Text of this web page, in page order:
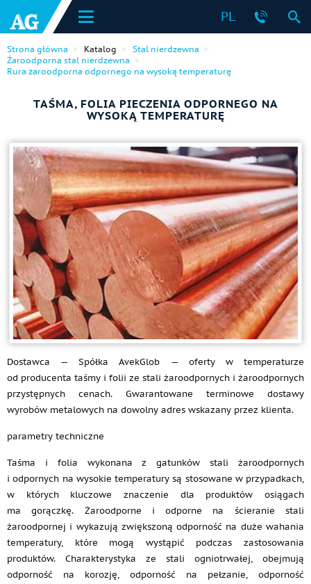
PL
Strona główna Katalog
Stal nierdzewna
Żaroodporna stal nierdzewna
Rura żaroodporna odpornego na wysoką temperaturę
TAŚMA, FOLIA PIECZENIA ODPORNEGO NA
WYSOKĄ TEMPERATURĘ
Dostawca — Spółka AvekGlob — oferty w temperaturze
od producenta taśmy i folii ze stali żaroodpornych i żaroodpornych
przystępnych cenach. Gwarantowane terminowe dostawy
wyrobów metalowych na dowolny adres wskazany przez klienta.
parametry techniczne
Taśma i folia wykonana z gatunków stali żaroodpornych
i odpornych na wysokie temperatury są stosowane w przypadkach,
w których kluczowe znaczenie dla produktów osiągach
ma gorączkę. Żaroodporne i odporne na ścieranie stali
żaroodpornej i wykazują zwiększoną odporność na duże wahania
temperatury, które mogą wystąpić podczas zastosowania
produktów. Charakterystyka ze stali ogniotrwałej, obejmują
odporność na korozję, odporność na pełzanie, odporność